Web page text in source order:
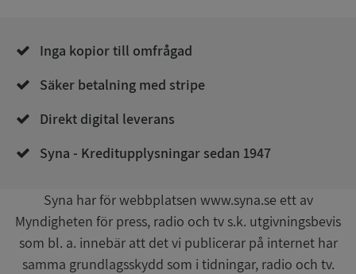
Inga kopior till omfrågad
Säker betalning med stripe
Direkt digital leverans
Syna - Kreditupplysningar sedan 1947
Syna har för webbplatsen www.syna.se ett av
Myndigheten för press, radio och tv s.k. utgivningsbevis
som bl. a. innebär att det vi publicerar på internet har
samma grundlagsskydd som i tidningar, radio och tv.
VISITOR_PRIVACY_METADATA
YouTube
.youtube.com
5 månader
4 veckor
Privacy Policy